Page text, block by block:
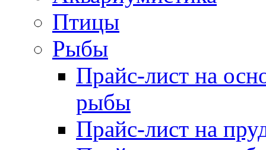
Птицы
Рыбы
Прайс-лист на
рыбы
Прайс-лист на